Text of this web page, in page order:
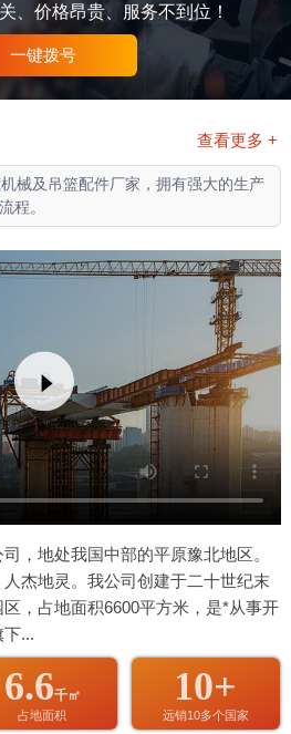
、价格昂贵、服务不到位！
一键拨号
查看更多 +
械及吊篮配件厂家，拥有强大的生产
程。
，地处我国中部的平原豫北地区。
杰地灵。我公司创建于二十世纪末
，占地面积6600平方米，是*从事开
...
6.6千㎡
占地面积
10+
远销10多个国家